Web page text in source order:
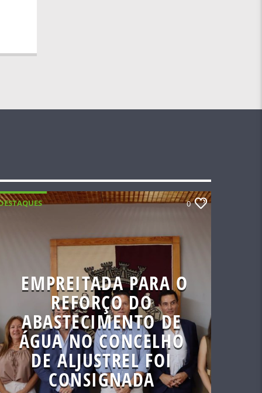
0
EMPREITADA PARA O
REFORÇO DO
ABASTECIMENTO DE
ÁGUA NO CONCELHO
DE ALJUSTREL FOI
CONSIGNADA